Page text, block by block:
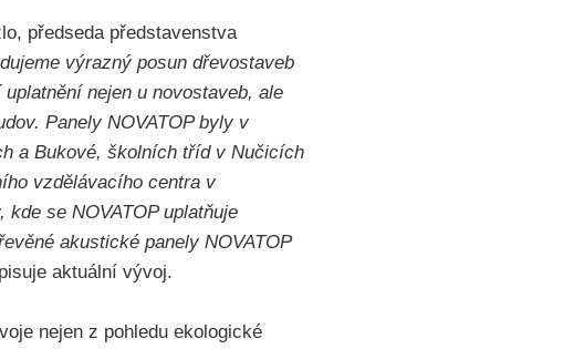
předseda představenstva
výrazný posun dřevostaveb
nejen u novostaveb, ale
Panely NOVATOP byly v
a Bukové, školních tříd v Nučicích
vzdělávacího centra v
se NOVATOP uplatňuje
akustické panely NOVATOP
aktuální vývoj.
nejen z pohledu ekologické